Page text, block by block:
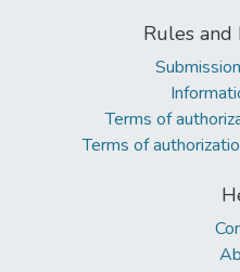
Rules and
Terms of
Terms of